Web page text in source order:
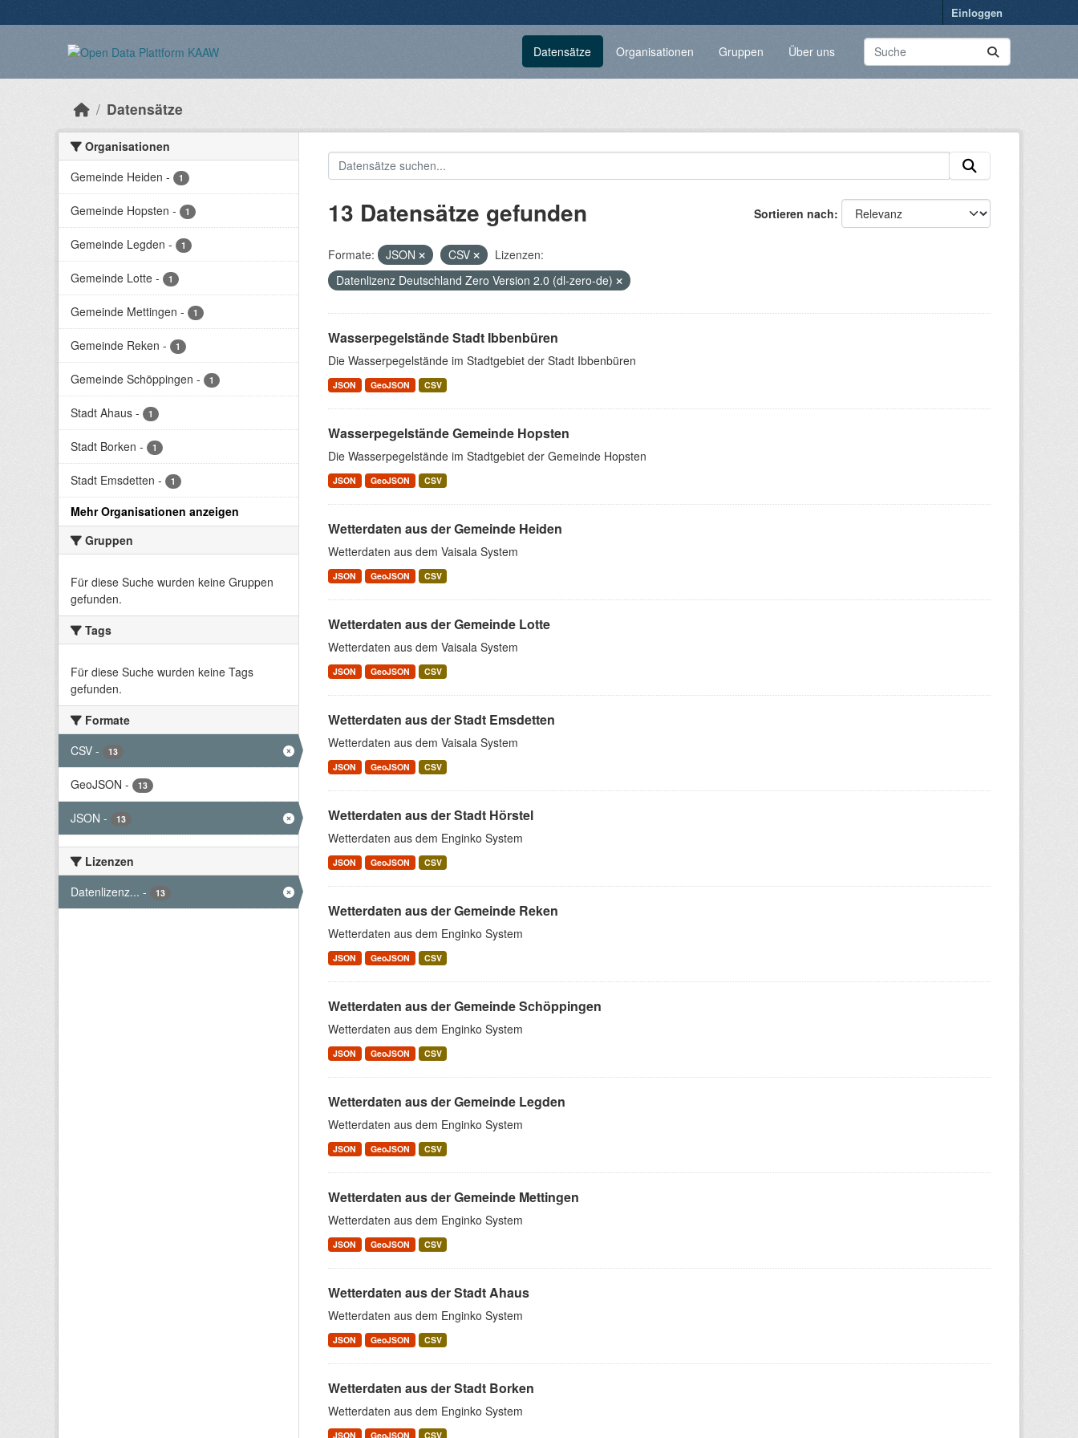
Einloggen
Datensätze Organisationen Gruppen Über uns
Datensätze
Organisationen
Gemeinde Heiden - 1
Gemeinde Hopsten - 1
Gemeinde Legden - 1
Gemeinde Lotte - 1
Gemeinde Mettingen - 1
Gemeinde Reken - 1
Gemeinde Schöppingen - 1
Stadt Ahaus - 1
Stadt Borken - 1
Stadt Emsdetten - 1
Mehr Organisationen anzeigen
Gruppen
Für diese Suche wurden keine Gruppen
gefunden.
Tags
Für diese Suche wurden keine Tags
gefunden.
Formate
CSV - 13
GeoJSON - 13
JSON - 13
Lizenzen
Datenlizenz... - 13
Sortieren nach
13 Datensätze gefunden
Formate: JSON CSV
Lizenzen:
Datenlizenz Deutschland Zero Version 2.0 (dl-zero-de)
Wasserpegelstände Stadt Ibbenbüren
Die Wasserpegelstände im Stadtgebiet der Stadt Ibbenbüren
JSON GeoJSON CSV
Wasserpegelstände Gemeinde Hopsten
Die Wasserpegelstände im Stadtgebiet der Gemeinde Hopsten
JSON GeoJSON CSV
Wetterdaten aus der Gemeinde Heiden
Wetterdaten aus dem Vaisala System
JSON GeoJSON CSV
Wetterdaten aus der Gemeinde Lotte
Wetterdaten aus dem Vaisala System
JSON GeoJSON CSV
Wetterdaten aus der Stadt Emsdetten
Wetterdaten aus dem Vaisala System
JSON GeoJSON CSV
Wetterdaten aus der Stadt Hörstel
Wetterdaten aus dem Enginko System
JSON GeoJSON CSV
Wetterdaten aus der Gemeinde Reken
Wetterdaten aus dem Enginko System
JSON GeoJSON CSV
Wetterdaten aus der Gemeinde Schöppingen
Wetterdaten aus dem Enginko System
JSON GeoJSON CSV
Wetterdaten aus der Gemeinde Legden
Wetterdaten aus dem Enginko System
JSON GeoJSON CSV
Wetterdaten aus der Gemeinde Mettingen
Wetterdaten aus dem Enginko System
JSON GeoJSON CSV
Wetterdaten aus der Stadt Ahaus
Wetterdaten aus dem Enginko System
JSON GeoJSON CSV
Wetterdaten aus der Stadt Borken
Wetterdaten aus dem Enginko System
JSON GeoJSON CSV